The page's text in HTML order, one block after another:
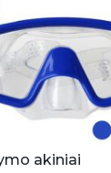
akiniai